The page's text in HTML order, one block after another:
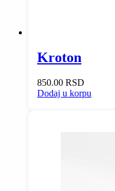
Kroton
850.00 RSD
Dodaj u korpu